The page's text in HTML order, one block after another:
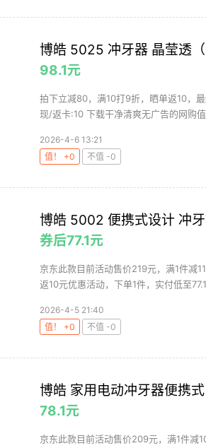
博皓 5025 冲牙器 晶莹透
98.1元
拍下立减80，满10打9折，晒单返10，
现/返卡:10 下载干净清爽无广告的网购
2026-4-6 13:21
值！ +0
不值 -0
博皓 5002 便携式设计 冲
券后77.1元
京东此款目前活动售价219元，满1件减
返10元优惠活动，下单1件，实付低至
2026-4-5 21:40
值！ +0
不值 -0
博皓 家用电动冲牙器便携
78.1元
京东此款目前活动售价209元，满1件减